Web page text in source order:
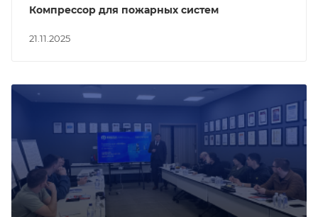
21.11.2025
Компрессор для пожарных систем